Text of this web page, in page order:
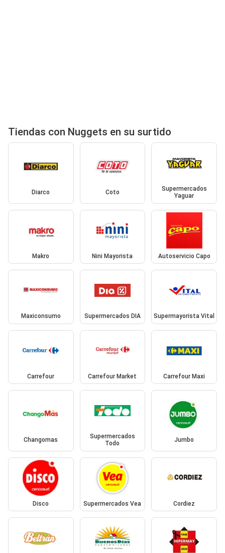
Tiendas con Nuggets en su surtido
Diarco Coto
Supermercados
Yaguar
Makro Nini Mayorista Autoservicio Capo
Maxiconsumo Supermercados DIA Supermayorista Vital
Carrefour Carrefour Market Carrefour Maxi
Changomas
Supermercados
Todo
Jumbo
Disco Supermercados Vea Cordiez